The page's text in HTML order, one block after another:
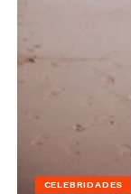
CELEBRIDADES